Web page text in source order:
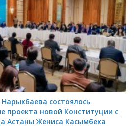
состоялось
проекта новой Конституции с
Астаны Жениса Касымбека